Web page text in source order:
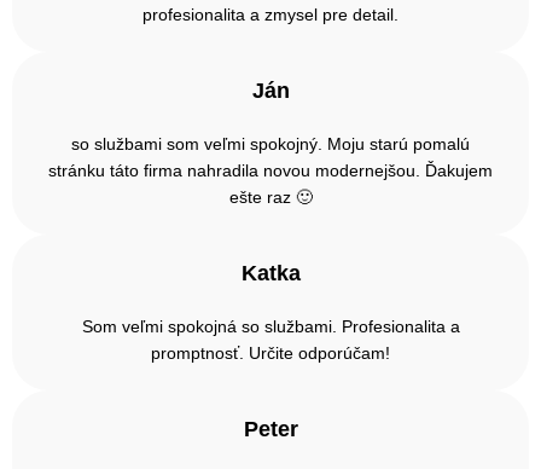
profesionalita a zmysel pre detail.
Ján
so službami som veľmi spokojný. Moju starú pomalú
stránku táto firma nahradila novou modernejšou. Ďakujem
ešte raz 🙂
Katka
Som veľmi spokojná so službami. Profesionalita a
promptnosť. Určite odporúčam!
Peter